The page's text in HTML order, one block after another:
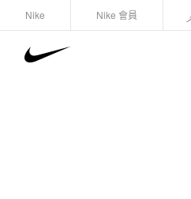
Nike Nike 會員